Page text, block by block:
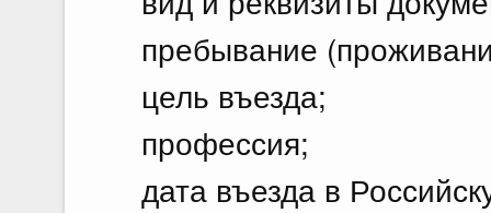
пребывание
цель въезда;
профессия;
дата въезда в